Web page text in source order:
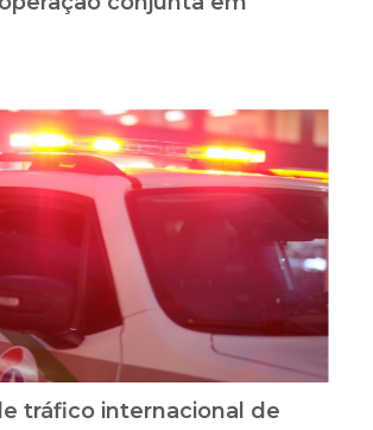
tráfico internacional de